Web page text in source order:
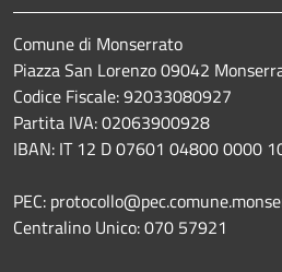
Comune di Monserrato
Piazza San Lorenzo 09042
Codice Fiscale: 92033080927
Partita IVA: 02063900928
IBAN: IT 12 D 07601 04800 0000
PEC:
Centralino Unico: 070 57921